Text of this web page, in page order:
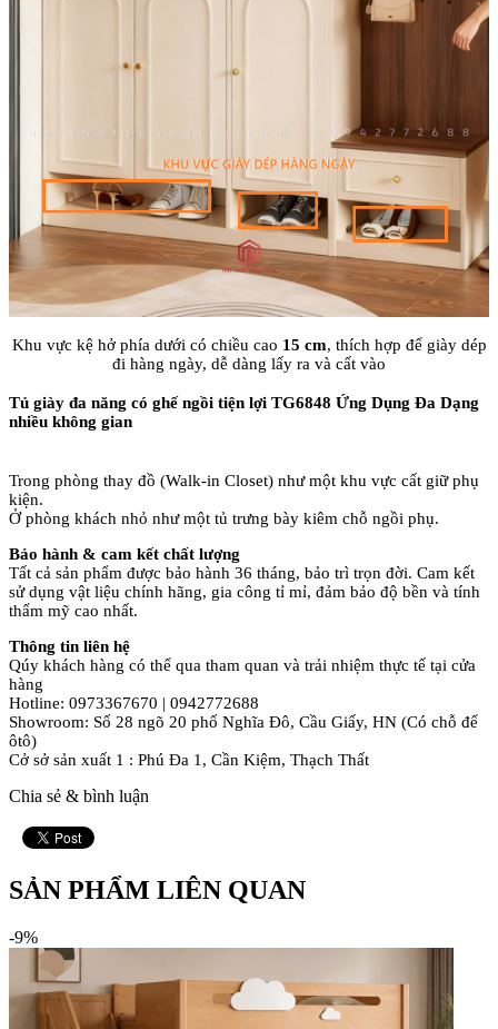
Khu vực kệ hở phía dưới có chiều cao 15 cm, thích hợp để giày dép
đi hàng ngày, dễ dàng lấy ra và cất vào
Tủ giày đa năng có ghế ngồi tiện lợi TG6848 Ứng Dụng Đa Dạng
nhiều không gian
Trong phòng thay đồ (Walk-in Closet) như một khu vực cất giữ phụ
kiện.
Ở phòng khách nhỏ như một tủ trưng bày kiêm chỗ ngồi phụ.
Bảo hành & cam kết chất lượng
Tất cả sản phẩm được bảo hành 36 tháng, bảo trì trọn đời. Cam kết
sử dụng vật liệu chính hãng, gia công tỉ mỉ, đảm bảo độ bền và tính
thẩm mỹ cao nhất.
Thông tin liên hệ
Qúy khách hàng có thể qua tham quan và trải nhiệm thực tế tại cửa
hàng
Hotline: 0973367670 | 0942772688
Showroom: Số 28 ngõ 20 phố Nghĩa Đô, Cầu Giấy, HN (Có chỗ để
ôtô)
Cở sở sản xuất 1 : Phú Đa 1, Cần Kiệm, Thạch Thất
Chia sẻ & bình luận
SẢN PHẨM LIÊN QUAN
-9%